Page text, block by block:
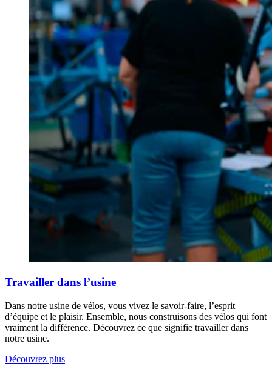
Travailler dans l’usine
Dans notre usine de vélos, vous vivez le savoir-faire, l’esprit
d’équipe et le plaisir. Ensemble, nous construisons des vélos qui font
vraiment la différence. Découvrez ce que signifie travailler dans
notre usine.
Découvrez plus